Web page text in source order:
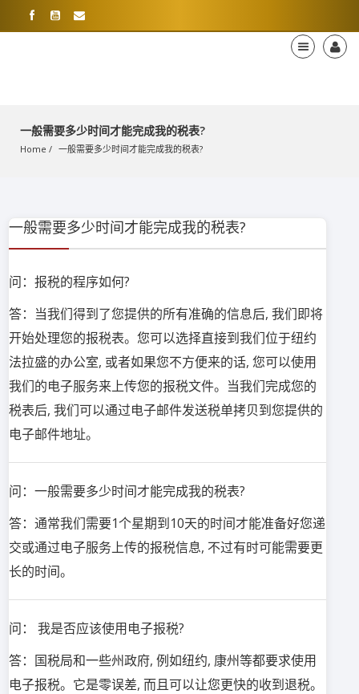
一般需要多少时间才能完成我的税表?
Home 一般需要多少时间才能完成我的税表?
一般需要多少时间才能完成我的税表?
问：报税的程序如何?
答：当我们得到了您提供的所有准确的信息后, 我们即将
开始处理您的报税表。您可以选择直接到我们位于纽约
法拉盛的办公室, 或者如果您不方便来的话, 您可以使用
我们的电子服务来上传您的报税文件。当我们完成您的
税表后, 我们可以通过电子邮件发送税单拷贝到您提供的
电子邮件地址。
问：一般需要多少时间才能完成我的税表?
答：通常我们需要1个星期到10天的时间才能准备好您递
交或通过电子服务上传的报税信息, 不过有时可能需要更
长的时间。
问： 我是否应该使用电子报税?
答：国税局和一些州政府, 例如纽约, 康州等都要求使用
电子报税。它是零误差, 而且可以让您更快的收到退税。